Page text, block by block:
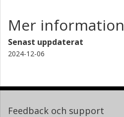
Mer information
Senast uppdaterat
2024-12-06
Feedback och support